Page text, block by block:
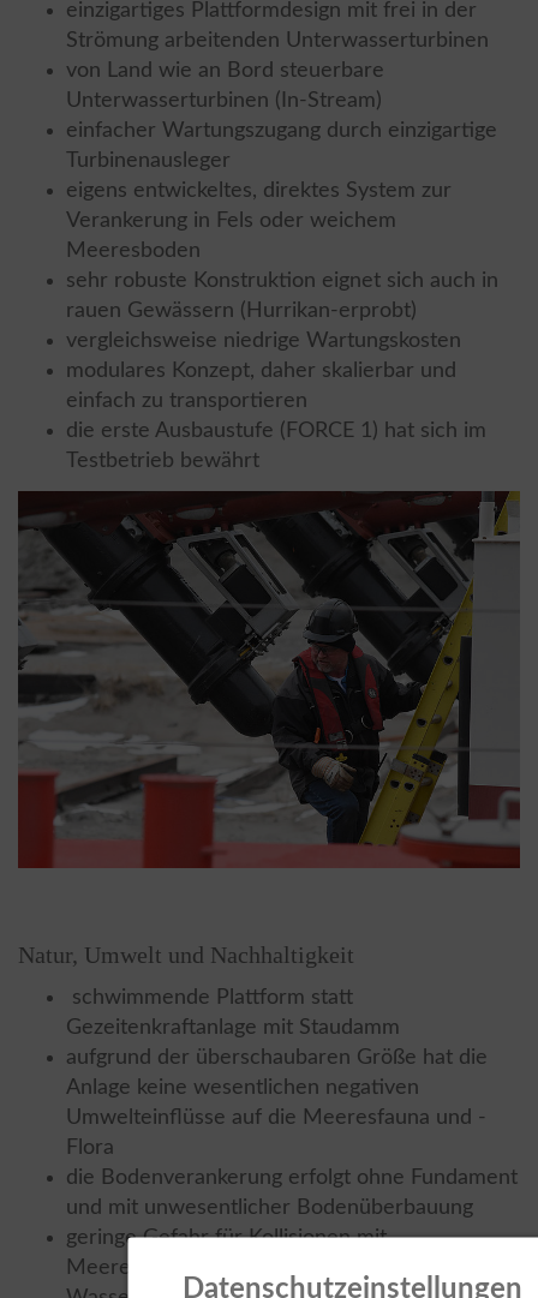
einzigartiges Plattformdesign mit frei in der
Strömung arbeitenden Unterwasserturbinen
von Land wie an Bord steuerbare
Unterwasserturbinen (In-Stream)
einfacher Wartungszugang durch einzigartige
Turbinenausleger
eigens entwickeltes, direktes System zur
Verankerung in Fels oder weichem
Meeresboden
sehr robuste Konstruktion eignet sich auch in
rauen Gewässern (Hurrikan-erprobt)
vergleichsweise niedrige Wartungskosten
modulares Konzept, daher skalierbar und
einfach zu transportieren
die erste Ausbaustufe (FORCE 1) hat sich im
Testbetrieb bewährt
Natur, Umwelt und Nachhaltigkeit
schwimmende Plattform statt
Gezeitenkraftanlage mit Staudamm
aufgrund der überschaubaren Größe hat die
Anlage keine wesentlichen negativen
Umwelteinflüsse auf die Meeresfauna und -
Flora
die Bodenverankerung erfolgt ohne Fundament
und mit unwesentlicher Bodenüberbauung
geringe Gefahr für Kollisionen mit
Meerestieren, da die Turbinen in den oberen
Datenschutzeinstellungen